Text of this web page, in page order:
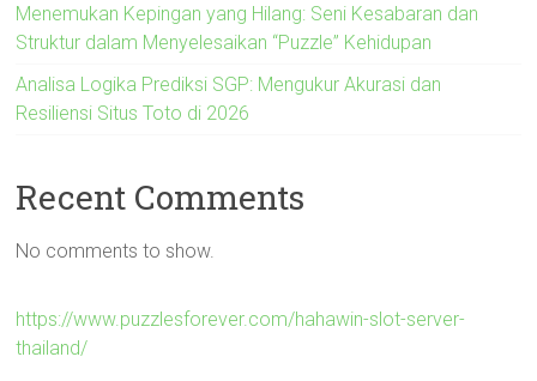
Menemukan Kepingan yang Hilang: Seni Kesabaran dan
Struktur dalam Menyelesaikan “Puzzle” Kehidupan
Analisa Logika Prediksi SGP: Mengukur Akurasi dan
Resiliensi Situs Toto di 2026
Recent Comments
No comments to show.
https://www.puzzlesforever.com/hahawin-slot-server-
thailand/